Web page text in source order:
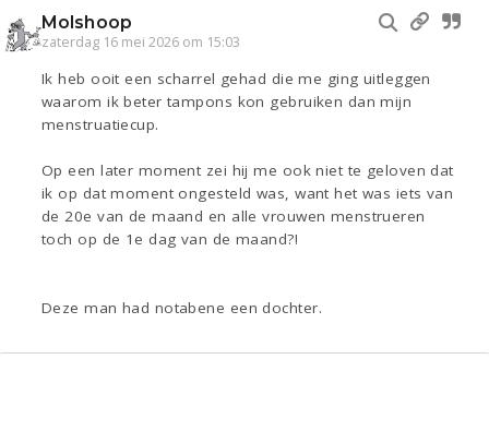
Molshoop
zaterdag 16 mei 2026 om 15:03
Ik heb ooit een scharrel gehad die me ging uitleggen
waarom ik beter tampons kon gebruiken dan mijn
menstruatiecup.
Op een later moment zei hij me ook niet te geloven dat
ik op dat moment ongesteld was, want het was iets van
de 20e van de maand en alle vrouwen menstrueren
toch op de 1e dag van de maand?!
Deze man had notabene een dochter.